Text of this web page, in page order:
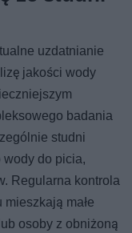
uzdatnianie
jakości wody
badania
studni
wody do picia,
Regularna kontrola
małe
osoby z obniżoną